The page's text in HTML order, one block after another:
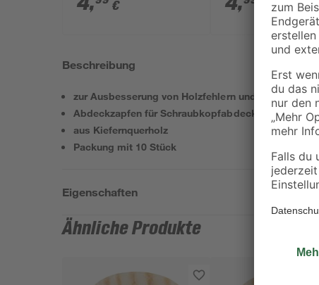
€
Beschreibung
zur Ausbesserung von Holzfehlern und Astlöchern
Abdeckzapfen für Schraubkopfabdeckungen
aus Kiefernquerholz
Packung mit 10 Stück
Eigenschaften
Ähnliche Produkte